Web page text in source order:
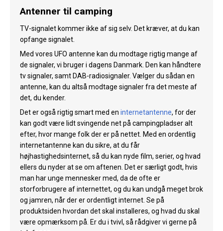
Antenner til camping
TV-signalet kommer ikke af sig selv. Det kræver, at du kan
opfange signalet.
Med vores UFO antenne kan du modtage rigtig mange af
de signaler, vi bruger i dagens Danmark. Den kan håndtere
tv signaler, samt DAB-radiosignaler. Vælger du sådan en
antenne, kan du altså modtage signaler fra det meste af
det, du kender.
Det er også rigtig smart med en internetantenne, for der
kan godt være lidt svingende net på campingpladser alt
efter, hvor mange folk der er på nettet. Med en ordentlig
internetantenne kan du sikre, at du får
højhastighedsinternet, så du kan nyde film, serier, og hvad
ellers du nyder at se om aftenen. Det er særligt godt, hvis
man har unge mennesker med, da de ofte er
storforbrugere af internettet, og du kan undgå meget brok
og jamren, når der er ordentligt internet. Se på
produktsiden hvordan det skal installeres, og hvad du skal
være opmærksom på. Er du i tvivl, så rådgiver vi gerne på